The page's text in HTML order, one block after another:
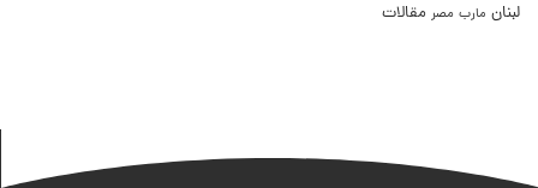
لبنان مارب مصر مقالات